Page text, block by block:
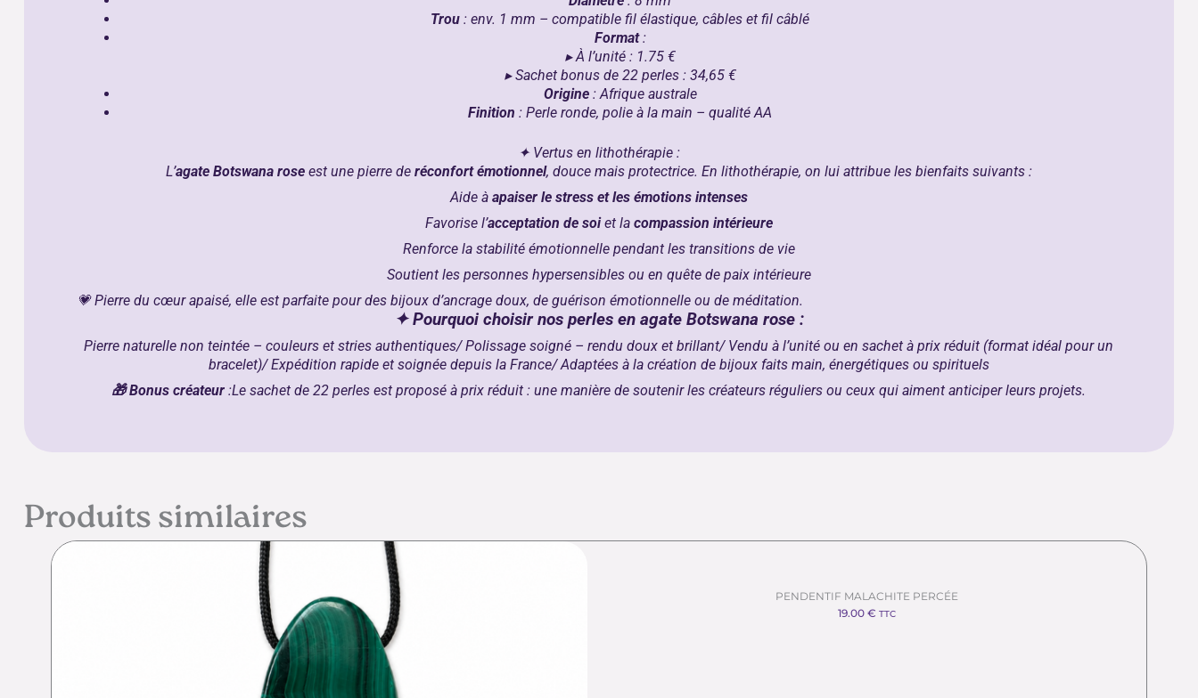
Trou : env. 1 mm – compatible fil élastique, câbles et fil câblé
Format:
▸ À l’unité : 1.75 €
▸ Sachet bonus de 22 perles : 34,65 €
Origine: Afrique australe
Finition : Perle ronde, polie à la main – qualité AA
✦ Vertus en lithothérapie :
L’agate Botswana roseest une pierre de réconfort émotionnel, douce mais protectrice. En lithothérapie, on lui attribue les bienfaits suivants :
Aide à apaiser le stress et les émotions intenses
Favorise l’acceptation de soiet la compassion intérieure
Renforce la stabilité émotionnelle pendant les transitions de vie
Soutient les personnes hypersensibles ou en quête de paix intérieure
💗Pierre du cœur apaisé, elle est parfaite pour des bijoux d’ancrage doux, de guérison émotionnelle ou de méditation.
✦ Pourquoi choisir nos perles en agate Botswana rose :
Pierre naturelle non teintée – couleurs et stries authentiques/Polissage soigné – rendu doux et brillant/ Vendu à l’unité ou en sachet à prix réduit (format idéal pour un
bracelet)/Expédition rapide et soignée depuis la France/Adaptées à la création de bijoux faits main, énergétiques ou spirituels
🎁 Bonus créateur :Lesachet de 22 perles est proposé àprix réduit : une manière de soutenir les créateurs réguliers ou ceux qui aiment anticiper leurs projets.
Produits similaires
PENDENTIF MALACHITE PERCÉE
19.00€ TTC